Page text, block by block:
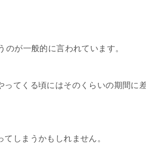
が一般的に言われています。
ってくる頃にはそのくらいの期間に
しまうかもしれません。